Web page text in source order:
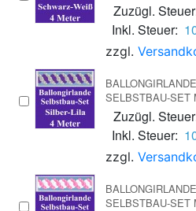
Zuzügl.
Inkl. Steuer:
zzgl.
SELBSTBAU-SET
Zuzügl.
Inkl. Steuer:
zzgl.
ELBSTBAU-SET